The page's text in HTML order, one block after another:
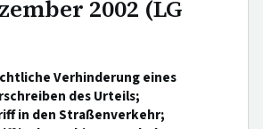
2002 (LG
Verhinderung eines
des Urteils;
in den Straßenverkehr;